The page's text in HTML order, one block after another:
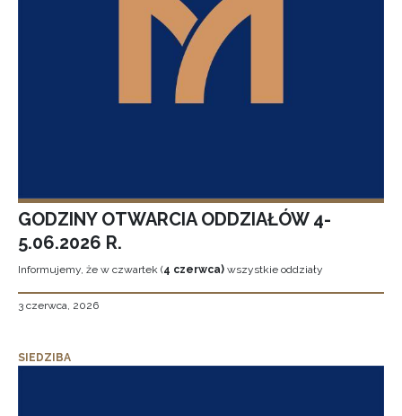
GODZINY OTWARCIA ODDZIAŁÓW 4-
5.06.2026 R.
Informujemy, że w czwartek (4 czerwca) wszystkie oddziały
3 czerwca, 2026
SIEDZIBA